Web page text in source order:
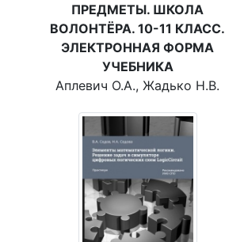
ПРЕДМЕТЫ. ШКОЛА
ВОЛОНТЁРА. 10-11 КЛАСС.
ЭЛЕКТРОННАЯ ФОРМА
УЧЕБНИКА
Аплевич О.А., Жадько Н.В.